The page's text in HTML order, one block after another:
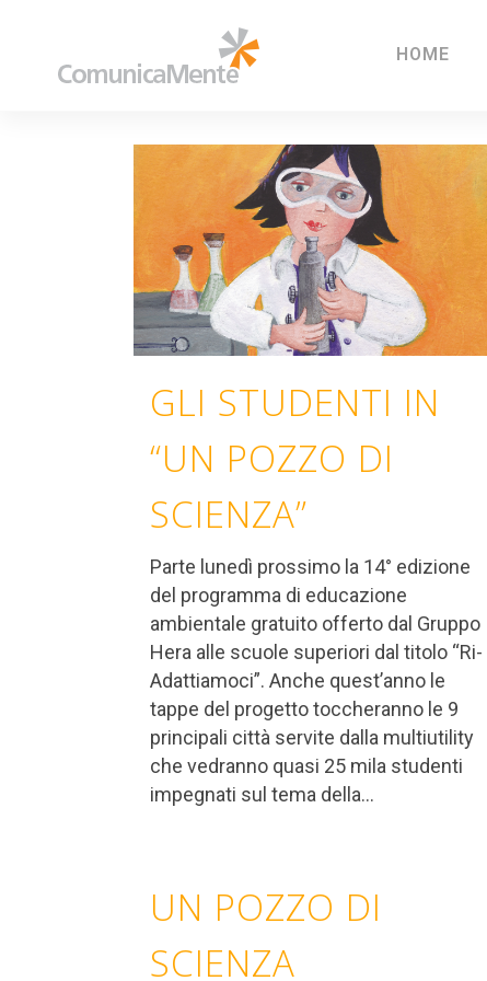
HOME
GLI STUDENTI IN
“UN POZZO DI
SCIENZA”
Parte lunedì prossimo la 14° edizione
del programma di educazione
ambientale gratuito offerto dal Gruppo
Hera alle scuole superiori dal titolo “Ri-
Adattiamoci”. Anche quest’anno le
tappe del progetto toccheranno le 9
principali città servite dalla multiutility
che vedranno quasi 25 mila studenti
impegnati sul tema della...
UN POZZO DI
SCIENZA